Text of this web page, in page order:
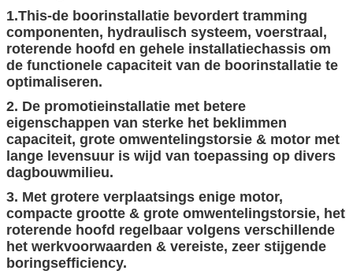
1.This-de boorinstallatie bevordert tramming
componenten, hydraulisch systeem, voerstraal,
roterende hoofd en gehele installatiechassis om
de functionele capaciteit van de boorinstallatie te
optimaliseren.
2. De promotieinstallatie met betere
eigenschappen van sterke het beklimmen
capaciteit, grote omwentelingstorsie & motor met
lange levensuur is wijd van toepassing op divers
dagbouwmilieu.
3. Met grotere verplaatsings enige motor,
compacte grootte & grote omwentelingstorsie, het
roterende hoofd regelbaar volgens verschillende
het werkvoorwaarden & vereiste, zeer stijgende
boringsefficiency.